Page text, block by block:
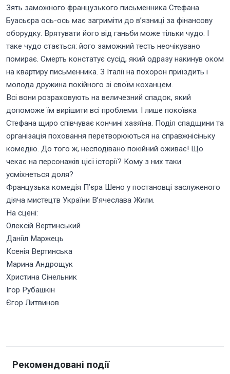
Зять заможного французького письменника Стефана
Буасьєра ось-ось має загриміти до вʼязниці за фінансову
оборудку. Врятувати його від ганьби може тільки чудо. І
таке чудо стається: його заможний тесть неочікувано
помирає. Смерть констатує сусід, який одразу накинув оком
на квартиру письменника. З Італії на похорон приїздить і
молода дружина покійного зі своїм коханцем.
Всі вони розраховують на величезний спадок, який
допоможе їм вирішити всі проблеми. І лише покоївка
Стефана щиро співчуває кончині хазяїна. Поділ спадщини та
організація поховання перетворюються на справжнісіньку
комедію. До того ж, несподівано покійний оживає! Що
чекає на персонажів цієї історії? Кому з них таки
усміхнеться доля?
Французька комедія Пʼєра Шено у постановці заслуженого
діяча мистецтв України Вʼячеслава Жили.
На сцені:
Олексій Вертинський
Даніїл Маржець
Ксенія Вертинська
Марина Андрощук
Христина Сінельник
Ігор Рубашкін
Єгор Литвинов
Рекомендовані події